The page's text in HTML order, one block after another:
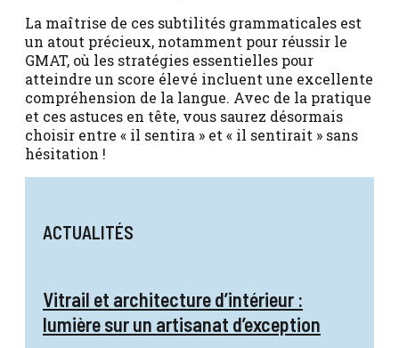
La maîtrise de ces subtilités grammaticales est
un atout précieux, notamment pour réussir le
GMAT, où les stratégies essentielles pour
atteindre un score élevé incluent une excellente
compréhension de la langue. Avec de la pratique
et ces astuces en tête, vous saurez désormais
choisir entre « il sentira » et « il sentirait » sans
hésitation !
ACTUALITÉS
Vitrail et architecture d’intérieur :
lumière sur un artisanat d’exception